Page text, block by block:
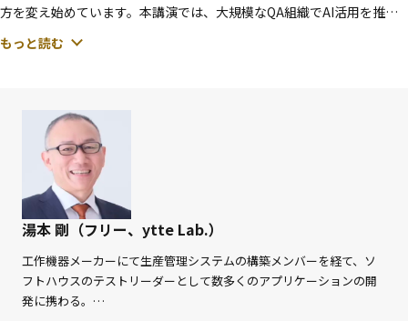
方を変え始めています。本講演では、大規模なQA組織でAI活用を推進
の取り組みと、AIQAを積極的に使う文化を作る「QA AI マニア」を紹介
誤をお話しします。
もっと読む
湯本 剛（フリー、ytte Lab.）
工作機器メーカーにて生産管理システムの構築メンバーを経て、ソ
フトハウスのテストリーダーとして数多くのアプリケーションの開
発に携わる。